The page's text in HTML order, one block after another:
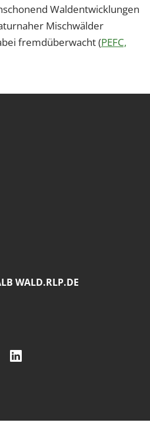
Waldentwicklungen
Mischwälder
fremdüberwacht (PEFC,
WALD.RLP.DE